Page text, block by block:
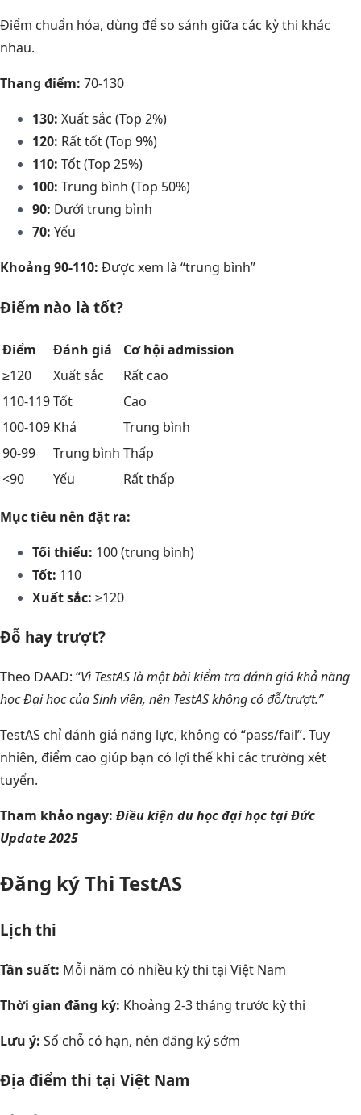
Điểm chuẩn hóa, dùng để so sánh giữa các kỳ thi khác
nhau.
Thang điểm: 70-130
130: Xuất sắc (Top 2%)
120: Rất tốt (Top 9%)
110: Tốt (Top 25%)
100: Trung bình (Top 50%)
90: Dưới trung bình
70: Yếu
Khoảng 90-110: Được xem là “trung bình”
Điểm nào là tốt?
Điểm Đánh giá
Cơ hội admission
≥120
Xuất sắc
Rất cao
110-119Tốt
Cao
100-109 Khá
Trung bình
90-99
Trung bình Thấp
<90
Yếu Rất thấp
Mục tiêu nên đặt ra:
Tối thiểu: 100 (trung bình)
Tốt: 110
Xuất sắc: ≥120
Đỗ hay trượt?
Theo DAAD: “Vì TestAS là một bài kiểm tra đánh giá khả năng
học Đại học của Sinh viên, nên TestAS không có đỗ/trượt.”
TestAS chỉ đánh giá năng lực, không có “pass/fail”. Tuy
nhiên, điểm cao giúp bạn có lợi thế khi các trường xét
tuyển.
Tham khảo ngay: Điều kiện du học đại học tại Đức
Update 2025
Đăng ký Thi TestAS
Lịch thi
Tần suất: Mỗi năm có nhiều kỳ thi tại Việt Nam
Thời gian đăng ký: Khoảng 2-3 tháng trước kỳ thi
Lưu ý: Số chỗ có hạn, nên đăng ký sớm
Địa điểm thi tại Việt Nam